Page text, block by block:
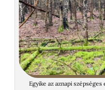
Egyike az aznapi